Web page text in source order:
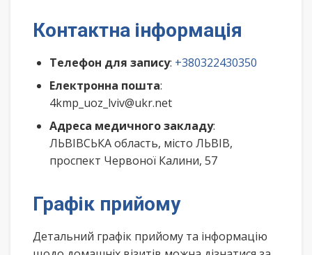
Контактна інформація
Телефон для запису: +380322430350
Електронна пошта:
4kmp_uoz_lviv@ukr.net
Адреса медичного закладу:
ЛЬВІВСЬКА область, місто ЛЬВІВ,
проспект Червоної Калини, 57
Графік прийому
Детальний графік прийому та інформацію